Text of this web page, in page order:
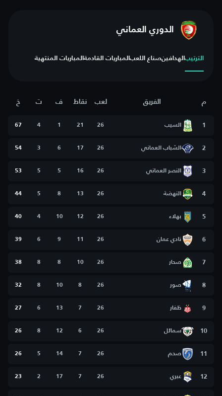
الدوري العماني
الترتيبالهدافينصناع اللعبالمباريات القادمةالمباريات المنتهية
م الفريق لعب نقاط ف ت خ
1 السيب 26
21
1
4
67
2 الشباب العماني 26
17
6
3
54
3 النصر العماني 26
16
5
5
53
4 النهضة 26
13
8
5
44
5 بهلاء 26
12
10
4
40
6 نادي عمان 26
11
9
6
39
7 صحار 26
10
8
8
38
8 صور 26
8
10
8
32
9 ظفار 26
7
13
6
27
10 سمائل 26
6
12
8
26
11 صحم 26
7
14
5
26
12 عبري 26
7
17
2
23